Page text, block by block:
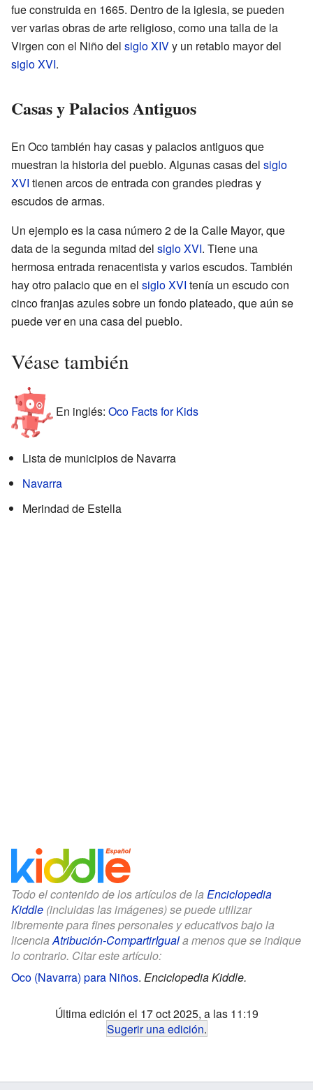
fue construida en 1665. Dentro de la iglesia, se pueden
ver varias obras de arte religioso, como una talla de la
Virgen con el Niño del siglo XIVy un retablo mayor del
siglo XVI.
Casas y Palacios Antiguos
En Oco también hay casas y palacios antiguos que
muestran la historia del pueblo. Algunas casas del siglo
XVI tienen arcos de entrada con grandes piedras y
escudos de armas.
Un ejemplo es la casa número 2 de la Calle Mayor, que
data de la segunda mitad del siglo XVI. Tiene una
hermosa entrada renacentista y varios escudos. También
hay otro palacio que en el siglo XVI tenía un escudo con
cinco franjas azules sobre un fondo plateado, que aún se
puede ver en una casa del pueblo.
Véase también
En inglés: Oco Facts for Kids
Lista de municipios de Navarra
Navarra
Merindad de Estella
Todo el contenido de los artículos de la Enciclopedia
Kiddle (incluidas las imágenes) se puede utilizar
libremente para fines personales y educativos bajo la
licenciaAtribución-CompartirIguala menos que se indique
lo contrario. Citar este artículo:
Oco (Navarra) para Niños. Enciclopedia Kiddle.
Última edición el 17 oct 2025, a las 11:19
Sugerir una edición.